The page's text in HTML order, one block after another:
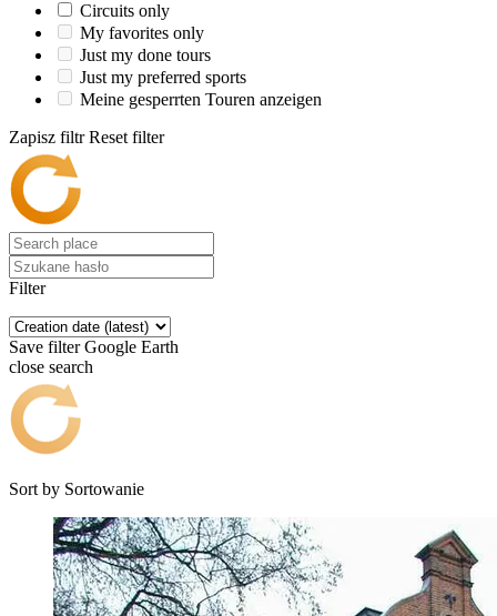
Circuits only
My favorites only
Just my done tours
Just my preferred sports
Meine gesperrten Touren anzeigen
Zapisz filtr Reset filter
Filter
Save filter Google Earth
close search
Sort by Sortowanie